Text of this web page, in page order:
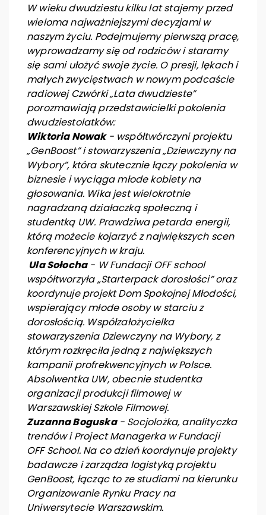
W wieku dwudziestu kilku lat stajemy przed
wieloma najważniejszymi decyzjami w
naszym życiu. Podejmujemy pierwszą pracę,
wyprowadzamy się od rodziców i staramy
się sami ułożyć swoje życie. O presji, lękach i
małych zwycięstwach w nowym podcaście
radiowej Czwórki „Lata dwudzieste”
porozmawiają przedstawicielki pokolenia
dwudziestolatków:
Wiktoria Nowak- współtwórczyni projektu
„GenBoost” i stowarzyszenia „Dziewczyny na
Wybory”, która skutecznie łączy pokolenia w
biznesie i wyciąga młode kobiety na
głosowania. Wika jest wielokrotnie
nagradzaną działaczką społeczną i
studentką UW. Prawdziwa petarda energii,
którą możecie kojarzyć z największych scen
konferencyjnych w kraju.
Ula Sołocha- W Fundacji OFF school
współtworzyła „Starterpack dorosłości” oraz
koordynuje projekt Dom Spokojnej Młodości,
wspierający młode osoby w starciu z
dorosłością. Współzałożycielka
stowarzyszenia Dziewczyny na Wybory, z
którym rozkręciła jedną z największych
kampanii profrekwencyjnych w Polsce.
Absolwentka UW, obecnie studentka
organizacji produkcji filmowej w
Warszawskiej Szkole Filmowej.
Zuzanna Boguska- Socjolożka, analityczka
trendów i Project Managerka w Fundacji
OFF School. Na co dzień koordynuje projekty
badawcze i zarządza logistyką projektu
GenBoost, łącząc to ze studiami na kierunku
Organizowanie Rynku Pracy na
Uniwersytecie Warszawskim.